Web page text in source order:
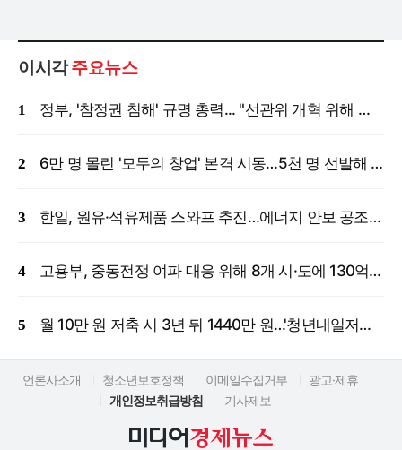
이시각주요뉴스
정부, '참정권 침해' 규명 총력... "선관위 개혁 위해 국정조사 등 모든 조치"
6만 명 몰린 '모두의 창업' 본격 시동…5천 명 선발해 밀착 지원
한일, 원유·석유제품 스와프 추진…에너지 안보 공조 강화
고용부, 중동전쟁 여파 대응 위해 8개 시·도에 130억 원 긴급 투입
월 10만 원 저축 시 3년 뒤 1440만 원…'청년내일저축계좌' 신규 모집
언론사소개 청소년보호정책 이메일수집거부
광고·제휴
개인정보취급방침
기사제보